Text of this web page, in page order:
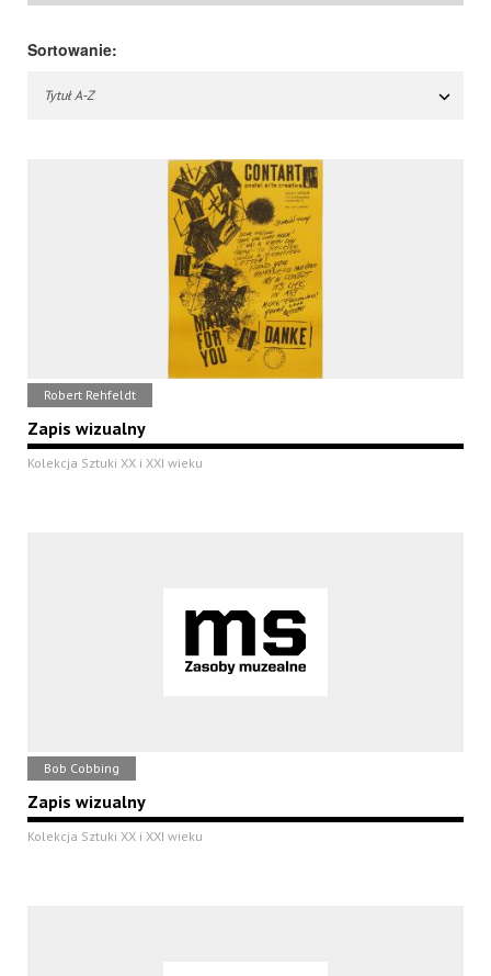
Sortowanie:
Tytuł A-Z
Robert Rehfeldt
Zapis wizualny
Kolekcja Sztuki XX i XXI wieku
Bob Cobbing
Zapis wizualny
Kolekcja Sztuki XX i XXI wieku